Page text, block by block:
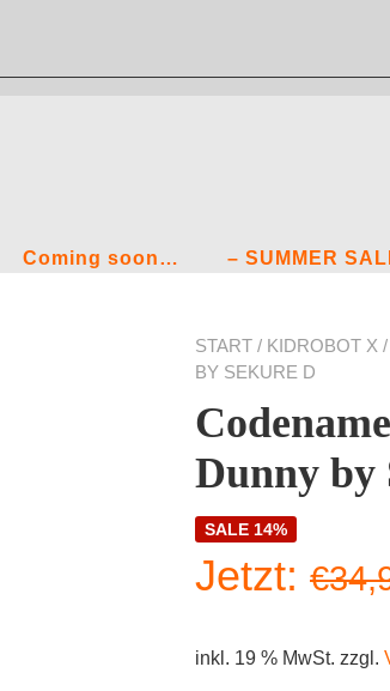
Coming soon… – SUMMER
START / KIDROBOT X
BY SEKURE D
Dunny by
SALE 14%
Jetzt: €
inkl. 19 % MwSt. zzgl.